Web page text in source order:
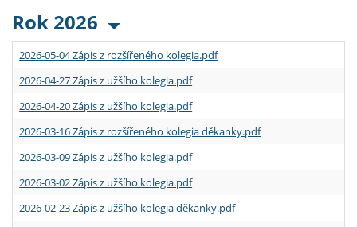
Rok 2026
2026-05-04 Zápis z rozšířeného kolegia.pdf
2026-04-27 Zápis z užšího kolegia.pdf
2026-04-20 Zápis z užšího kolegia.pdf
2026-03-16 Zápis z rozšířeného kolegia děkanky.pdf
2026-03-09 Zápis z užšího kolegia.pdf
2026-03-02 Zápis z užšího kolegia.pdf
2026-02-23 Zápis z užšího kolegia děkanky.pdf